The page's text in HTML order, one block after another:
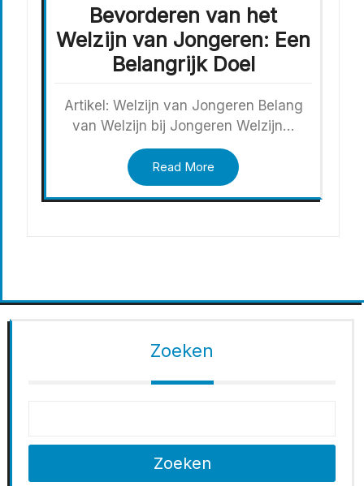
Bevorderen van het
Welzijn van Jongeren: Een
Belangrijk Doel
Artikel: Welzijn van Jongeren Belang
van Welzijn bij Jongeren Welzijn…
Read More
Zoeken
Zoeken